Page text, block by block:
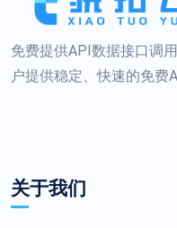
免费提供API数据接口调
户提供稳定、快速的免费
关于我们